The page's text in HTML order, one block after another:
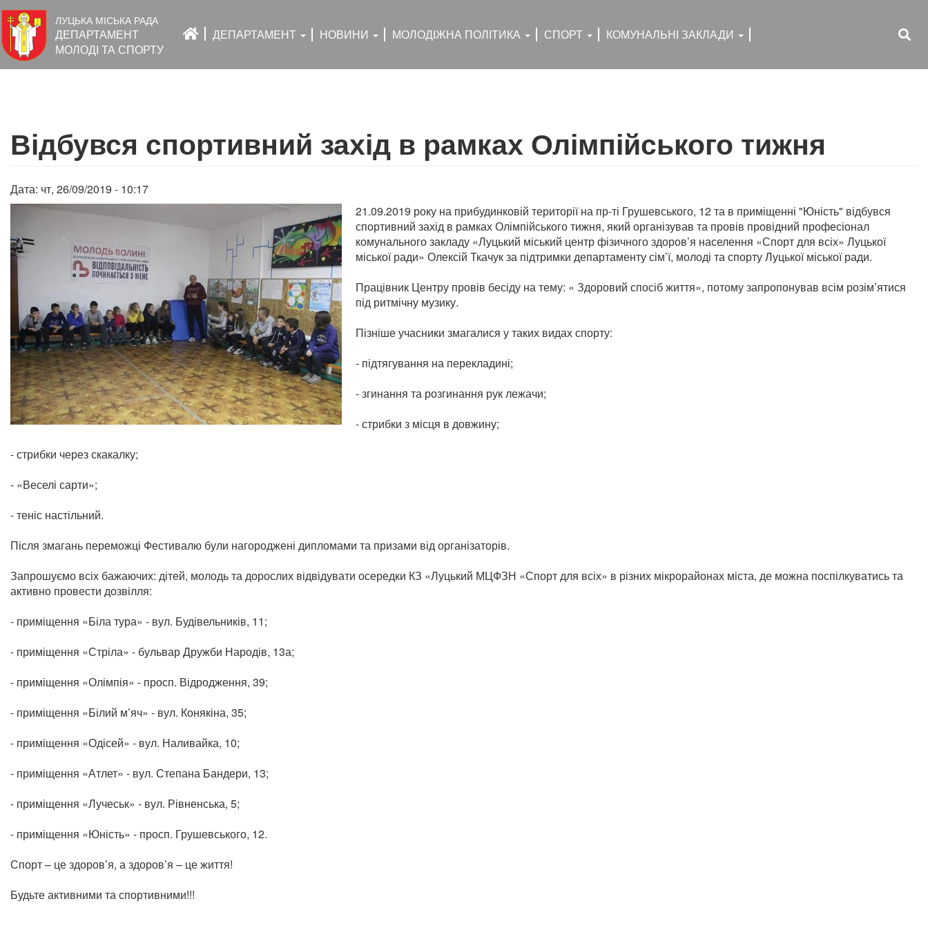
основного
вмісту
ЛУЦЬКА МІСЬКА РАДА
ДЕПАРТАМЕНТ
МОЛОДІ ТА СПОРТУ
навіґація
ДЕПАРТАМЕНТ НОВИНИ МОЛОДІЖНА ПОЛІТИКА СПОРТ КОМУНАЛЬНІ ЗАКЛАДИ
Відбувся спортивний захід в рамках Олімпійського тижня
Дата: чт, 26/09/2019 - 10:17
21.09.2019 року на прибудинковій території на пр-ті Грушевського, 12 та в приміщенні "Юність" відбувся
спортивний захід в рамках Олімпійського тижня, який організував та провів провідний професіонал
комунального закладу «Луцький міський центр фізичного здоров’я населення «Спорт для всіх» Луцької
міської ради» Олексій Ткачук за підтримки департаменту сім’ї, молоді та спорту Луцької міської ради.
Працівник Центру провів бесіду на тему: « Здоровий спосіб життя», потому запропонував всім розім’ятися
під ритмічну музику.
Пізніше учасники змагалися у таких видах спорту:
- підтягування на перекладині;
- згинання та розгинання рук лежачи;
- стрибки з місця в довжину;
- стрибки через скакалку;
- «Веселі сарти»;
- теніс настільний.
Після змагань переможці Фестивалю були нагороджені дипломами та призами від організаторів.
Запрошуємо всіх бажаючих: дітей, молодь та дорослих відвідувати осередки КЗ «Луцький МЦФЗН «Спорт для всіх» в різних мікрорайонах міста, де можна поспілкуватись та
активно провести дозвілля:
- приміщення «Біла тура» - вул. Будівельників, 11;
- приміщення «Стріла» - бульвар Дружби Народів, 13а;
- приміщення «Олімпія» - просп. Відродження, 39;
- приміщення «Білий м’яч» - вул. Конякіна, 35;
- приміщення «Одісей» - вул. Наливайка, 10;
- приміщення «Атлет» - вул. Степана Бандери, 13;
- приміщення «Лучеськ» - вул. Рівненська, 5;
- приміщення «Юність» - просп. Грушевського, 12.
Спорт – це здоров’я, а здоров’я – це життя!
Будьте активними та спортивними!!!